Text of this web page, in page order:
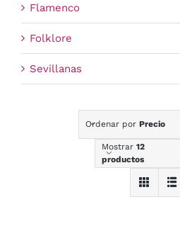
Flamenco
Folklore
Sevillanas
Ordenar por Precio
Mostrar 12
productos